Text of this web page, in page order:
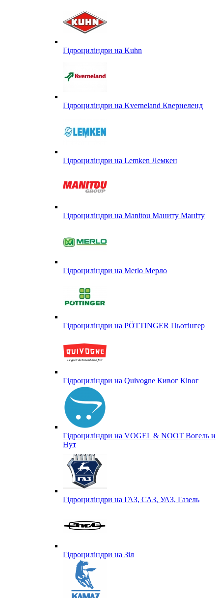
Гідроциліндри на Kuhn
Гідроциліндри на Kverneland Квернеленд
Гідроциліндри на Lemken Лемкен
Гідроциліндри на Manitou Маниту Маніту
Гідроциліндри на Merlo Мерло
Гідроциліндри на PÖTTINGER Пьотінгер
Гідроциліндри на Quivogne Кивог Ківог
Гідроциліндри на VOGEL & NOOT Вогель и
Нут
Гідроциліндри на ГАЗ, САЗ, УАЗ, Газель
Гідроциліндри на Зіл